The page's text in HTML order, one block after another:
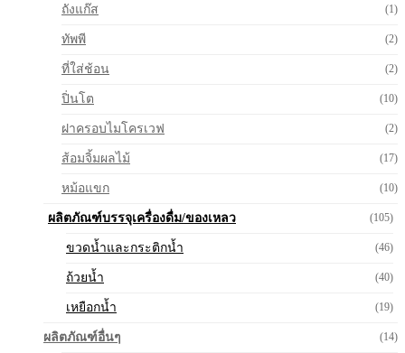
ถังแก๊ส (1)
ทัพพี (2)
ที่ใส่ช้อน (2)
ปิ่นโต (10)
ฝาครอบไมโครเวฟ (2)
ส้อมจิ้มผลไม้ (17)
หม้อแขก (10)
ผลิตภัณฑ์บรรจุเครื่องดื่ม/ของเหลว (105)
ขวดน้ำและกระติกน้ำ (46)
ถ้วยน้ำ (40)
เหยือกน้ำ (19)
ผลิตภัณฑ์อื่นๆ (14)